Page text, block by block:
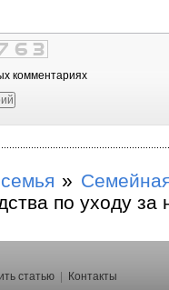
комментариях
»
по уходу за
статью
Контакты